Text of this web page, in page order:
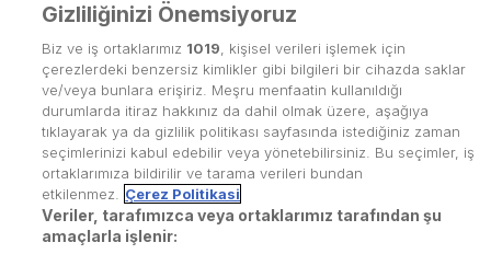
Gizliliğinizi Önemsiyoruz
Biz ve iş ortaklarımız 1019 , kişisel verileri işlemek için
çerezlerdeki benzersiz kimlikler gibi bilgileri bir cihazda saklar
ve/veya bunlara erişiriz. Meşru menfaatin kullanıldığı
durumlarda itiraz hakkınız da dahil olmak üzere, aşağıya
tıklayarak ya da gizlilik politikası sayfasında istediğiniz zaman
seçimlerinizi kabul edebilir veya yönetebilirsiniz. Bu seçimler, iş
ortaklarımıza bildirilir ve tarama verileri bundan
etkilenmez.
Çerez Politikasi
Veriler, tarafımızca veya ortaklarımız tarafından şu
amaçlarla işlenir: